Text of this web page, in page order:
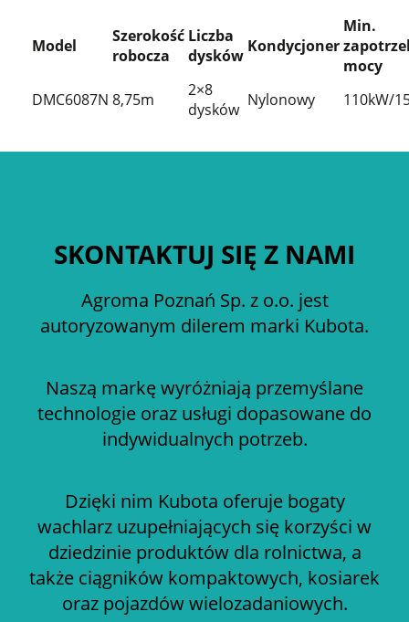
Model
Szerokość
robocza
Liczba
dysków Kondycjoner
Min.
mocy
DMC6087N 8,75m
2×8
dysków Nylonowy 110kW/
SKONTAKTUJ SIĘ Z NAMI
Agroma Poznań Sp. z o.o. jest
autoryzowanym dilerem marki Kubota.
Naszą markę wyróżniają przemyślane
technologie oraz usługi dopasowane do
indywidualnych potrzeb.
Dzięki nim Kubota oferuje bogaty
wachlarz uzupełniających się korzyści w
dziedzinie produktów dla rolnictwa, a
także ciągników kompaktowych, kosiarek
oraz pojazdów wielozadaniowych.